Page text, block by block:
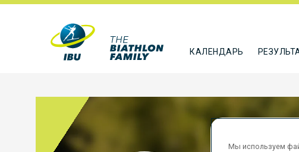
КАЛЕНДАРЬ
Мы используем